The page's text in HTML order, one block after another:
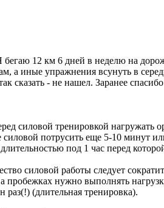
12 км 6 дней в неделю на
а иные упражнения всунуть в
сказать - не нашел. Заранее спасибо
силовой тренировкой
потрусить еще 5-10 минут
под 1 час перед
силовой работы следует
нужно выполнять
раз(!) (длительная тренировка).